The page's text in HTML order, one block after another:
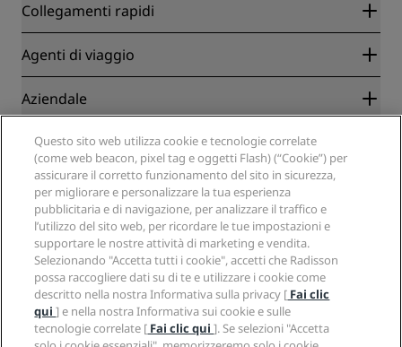
Collegamenti rapidi
Radisson Rewards
Blog
Destinazioni
APP Radisson Hotels
Hotel Approvati per sport
Hotel per famiglie
Salute e sicurezza
Agenti di viaggio
Partner
Agenti di viaggio
Aziendale
Radisson Hotel Group
Media
Opportunità di lavoro in RHG
Opportunità di lavoro in PPHE
Opportunità di lavoro in EHL
The Club by RHG
Opportunità di sviluppo
Responsible Business
Approvvigionamento
Note legali
Centro sulla privacy
Note legali
Termini e condizioni di Radisson Rewards
Termini e condizioni di utilizzo del sito
Accessibilità digitale
Dichiarazione sulla schiavitù moderna
Aiuto
Avvisi per i consumatori
Contatti
Domande frequenti
Mappa del sito
Social media
Marchi Radisson Hotels
Questo sito web utilizza cookie e tecnologie correlate
(come web beacon, pixel tag e oggetti Flash) (“Cookie”) per
assicurare il corretto funzionamento del sito in sicurezza,
per migliorare e personalizzare la tua esperienza
pubblicitaria e di navigazione, per analizzare il traffico e
l’utilizzo del sito web, per ricordare le tue impostazioni e
supportare le nostre attività di marketing e vendita.
Selezionando "Accetta tutti i cookie", accetti che Radisson
possa raccogliere dati su di te e utilizzare i cookie come
descritto nella nostra Informativa sulla privacy [ Fai clic
qui] e nella nostra Informativa sui cookie e sulle
tecnologie correlate [ Fai clic qui]. Se selezioni "Accetta